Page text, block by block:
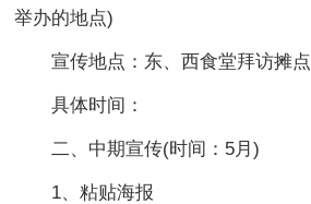
举办的地点)
宣传地点：东、西食堂拜访摊点
具体时间：
二、中期宣传(时间：5月)
1、粘贴海报